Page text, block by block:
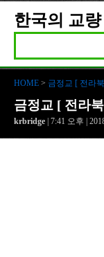
한국의 교량
HOME > 금정교 [ 전라
금정교 [ 전라
krbridge | 7:41 오후 |